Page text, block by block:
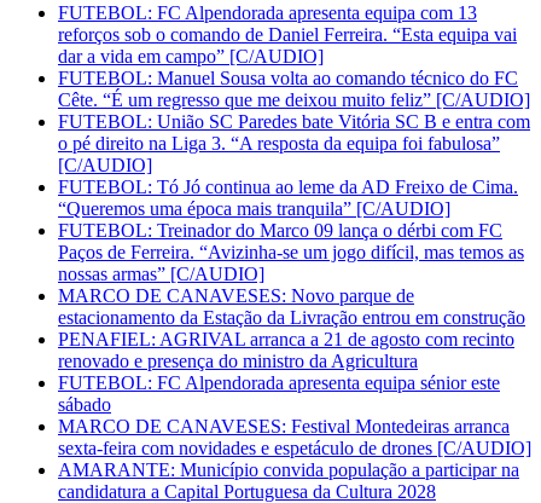
FUTEBOL: FC Alpendorada apresenta equipa com 13
reforços sob o comando de Daniel Ferreira. “Esta equipa vai
dar a vida em campo” [C/AUDIO]
FUTEBOL: Manuel Sousa volta ao comando técnico do FC
Cête. “É um regresso que me deixou muito feliz” [C/AUDIO]
FUTEBOL: União SC Paredes bate Vitória SC B e entra com
o pé direito na Liga 3. “A resposta da equipa foi fabulosa”
[C/AUDIO]
FUTEBOL: Tó Jó continua ao leme da AD Freixo de Cima.
“Queremos uma época mais tranquila” [C/AUDIO]
FUTEBOL: Treinador do Marco 09 lança o dérbi com FC
Paços de Ferreira. “Avizinha-se um jogo difícil, mas temos as
nossas armas” [C/AUDIO]
MARCO DE CANAVESES: Novo parque de
estacionamento da Estação da Livração entrou em construção
PENAFIEL: AGRIVAL arranca a 21 de agosto com recinto
renovado e presença do ministro da Agricultura
FUTEBOL: FC Alpendorada apresenta equipa sénior este
sábado
MARCO DE CANAVESES: Festival Montedeiras arranca
sexta-feira com novidades e espetáculo de drones [C/AUDIO]
AMARANTE: Município convida população a participar na
candidatura a Capital Portuguesa da Cultura 2028